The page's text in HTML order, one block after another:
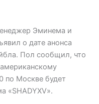
Эминема и
о дате анонса
Пол сообщил, что
по Москве будет
«SHADYXV».